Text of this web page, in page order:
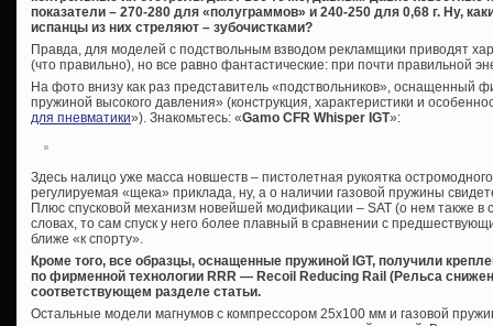
показатели – 270-280 для «полуграммов» и 240-250 для 0,68 г. Ну,
испанцы из них стреляют – зубочистками?
Правда, для моделей с подствольным взводом рекламщики приводят
(что правильно), но все равно фантастические: при почти правильной
На фото внизу как раз представитель «подствольников», оснащенный
пружиной высокого давления» (конструкция, характеристики и
для пневматики»). Знакомьтесь: «Gamo CFR Whisper IGT»:
Здесь налицо уже масса новшеств – пистолетная рукоятка
регулируемая «щека» приклада, ну, а о наличии газовой пружины
Плюс спусковой механизм новейшей модификации – SAT (о нем также в
словах, то сам спуск у него более плавный в сравнении с
ближе «к спорту».
Кроме того, все образцы, оснащенные пружиной IGT, получили
по фирменной технологии RRR — Recoil Reducing Rail (Рельса
соответствующем разделе статьи.
Остальные модели магнумов с компрессором 25х100 мм и газовой